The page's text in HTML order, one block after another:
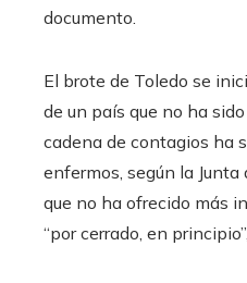
documento.
El brote de Toledo se
de un país que no ha
cadena de contagios ha
enfermos, según la
que no ha ofrecido más
“por cerrado, en